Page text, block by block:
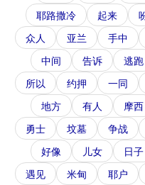
耶路撒冷
起来
众人
亚兰 手中
中间
告诉 逃跑
所以
约押 一同
地方
有人 摩西
勇士
坟墓 争战
好像
儿女 日子
遇见
米甸 耶户